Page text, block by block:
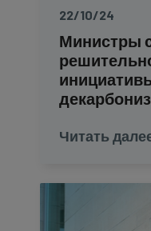
22/10/24
Министры
Читать